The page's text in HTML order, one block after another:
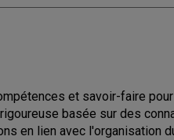
et savoir-faire
basée sur des
en lien avec l'organisation